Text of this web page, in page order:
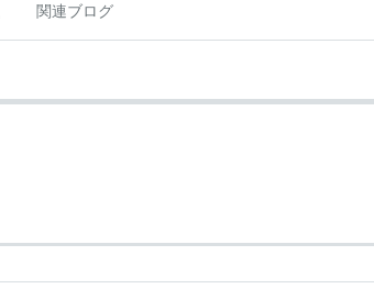
関連ブログ